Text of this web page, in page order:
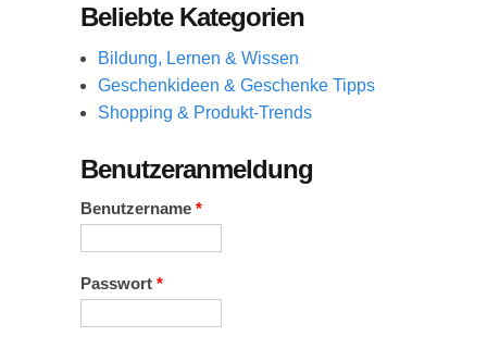
Beliebte Kategorien
Bildung, Lernen & Wissen
Geschenkideen & Geschenke Tipps
Shopping & Produkt-Trends
Benutzeranmeldung
Benutzername *
Passwort *